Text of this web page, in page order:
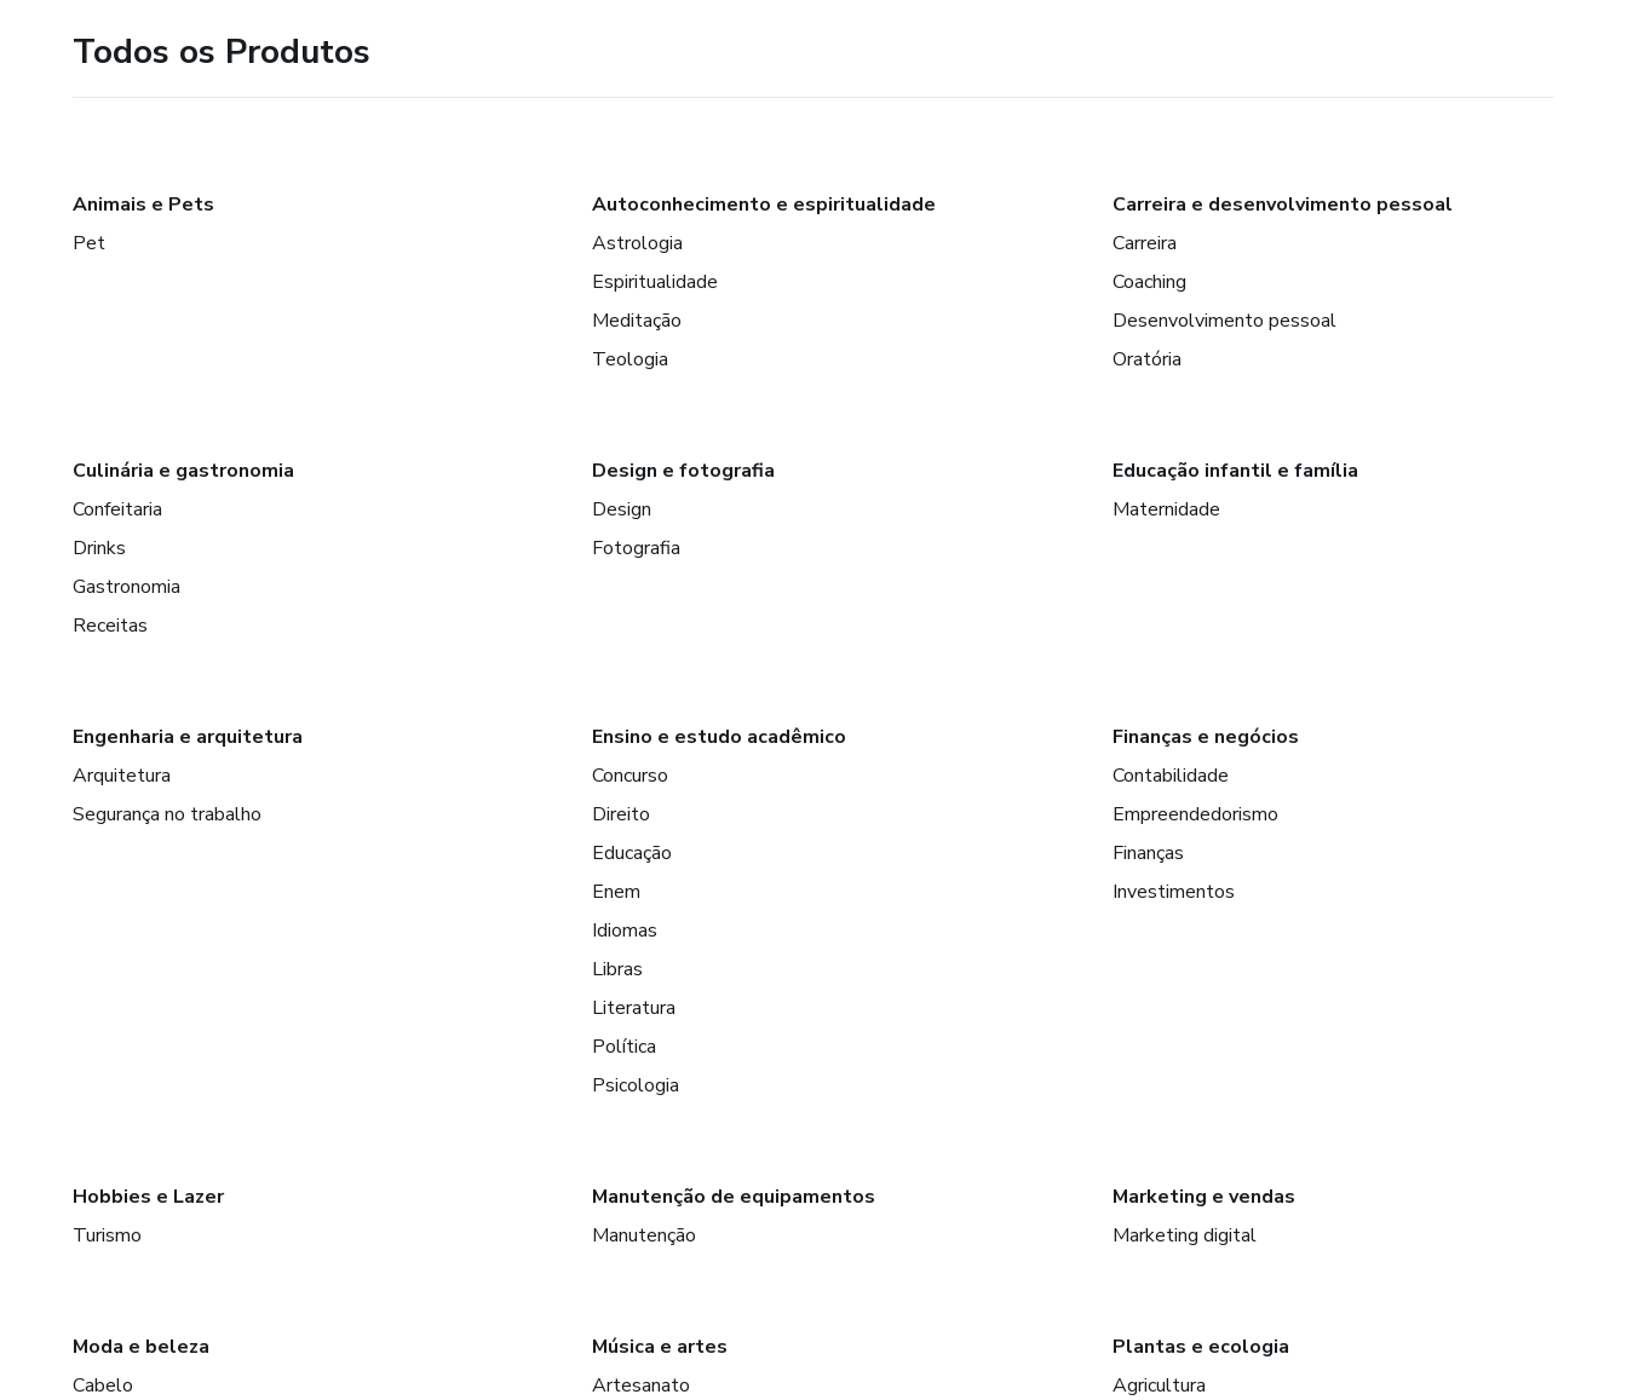
Todos os Produtos
Animais e Pets
Pet
Autoconhecimento e espiritualidade
Astrologia
Espiritualidade
Meditação
Teologia
Carreira e desenvolvimento pessoal
Carreira
Coaching
Desenvolvimento pessoal
Oratória
Culinária e gastronomia
Confeitaria
Drinks
Gastronomia
Receitas
Design e fotografia
Design
Fotografia
Educação infantil e família
Maternidade
Engenharia e arquitetura
Arquitetura
Segurança no trabalho
Ensino e estudo acadêmico
Concurso
Direito
Educação
Enem
Idiomas
Libras
Literatura
Política
Psicologia
Finanças e negócios
Contabilidade
Empreendedorismo
Finanças
Investimentos
Hobbies e Lazer
Turismo
Manutenção de equipamentos
Manutenção
Marketing e vendas
Marketing digital
Moda e beleza
Cabelo
Música e artes
Artesanato
Plantas e ecologia
Agricultura